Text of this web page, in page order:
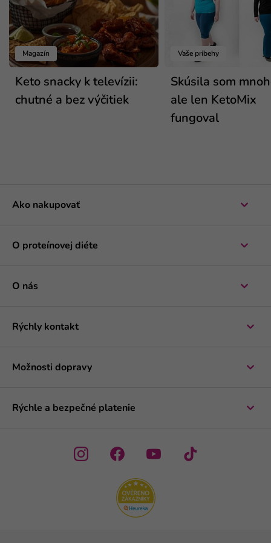
Magazín
Keto snacky k televízii:
chutné a bez výčitiek
Vaše príbehy
Skúsila som
ale len KetoMix
fungoval
Ako nakupovať
O proteínovej diéte
O nás
Rýchly kontakt
Možnosti dopravy
Rýchle a bezpečné platenie